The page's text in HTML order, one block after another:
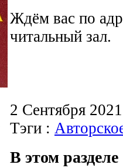
Ждём вас по
читальный зал.
2 Сентября
Тэги :
В этом разделе